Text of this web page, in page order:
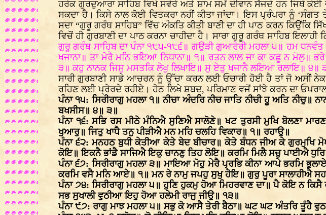
ਹਰੇਕ ਗੁਰਦੁਆਰਾ ਸਾਹਿਬ ਵਿਖੇ ਸਵੇਰੇ ਅਤੇ ਸ਼ਾਮ ਸਮੇਂ ਦੀਵਾਨ ਸੱਜਦੇ ਹਨ ਜਿਥੇ
ਸਕਦਾ ਹੈ। ਕਿਸੇ ਨਾਲ ਕੋਈ ਵਿਤਕਰਾ ਨਹੀਂ ਕੀਤਾ ਜਾਂਦਾ। ਇਸ ਪ੍ਰੰਪਰਾ ਨੂੰ
ਸਦਾ “ਗੁਰੂ ਗਰੰਥ ਸਾਹਿਬ” ਵਿੱਚ ਅੰਕਤਿ ਕੀਤੀ ਬਾਣੀ ਦਾ ਹੀ ਪਾਠ ਕਰਨ
ਵਿਚੋਂ ਹੀ ਗੁਰਬਾਣੀ ਦਾ ਪਾਠ ਕਰਨਾ ਚਾਹੀਦਾ ਹੈ। ਸਾਰਾ ਗੁਰੂ ਗਰੰਥ ਸਾਹਿਬ
ਗੁਰੂ ਗਰੰਥ ਸਾਹਿਬ ਦਾ ਪੰਨਾ ੧੮੫-੧੮੬॥ ਗਉੜੀ ਗੁਆਰੇਰੀ ਮਹਲਾ ੫॥ ਹਮ
ਖਜਾਨਾ॥ ਤਾ ਮੇਰੈ ਮਨਿ ਭਇਆ ਨਿਧਾਨਾ॥ ੧॥ ਰਤਨ ਲਾਲ ਜਾ ਕਾ ਕਛੂ ਨ ਮੋਲੁ॥
੩॥ ਕਹੁ ਨਾਨਕ ਜਿਸੁ ਮਸਤਕਿ ਲੇਖੁ ਲਿਖਾਇ॥ ਸੁ ਏਤੁ ਖਜਾਨੈ ਲਇਆ ਰਲਾਇ॥ ੪॥
ਸਾਰੀ ਗੁਰਬਾਣੀ ਸਾਡੇ ਆਚਰਨ ਨੂੰ ਉੱਚਾ ਕਰਨ ਲਈ ਓਚਾਰੀ ਹੋਈ ਹੈ ਤਾਂ ਜੋ ਅਸੀਂ
ਰਹਿਣ ਲਈ ਪ੍ਰੇਰਦੇ ਰਹੀਏ। ਹੇਠ ਲਿਖੇ ਸ਼ਬਦ, ਪਰਿਮਾਣ ਵਜੋਂ ਸਾਂਝੇ ਕਰਨ ਦਾ
ਪੰਨਾ ੧੫: ਸਿਰੀਰਾਗੁ ਮਹਲਾ ੧॥ ਨੀਚਾ ਅੰਦਰਿ ਨੀਚ ਜਾਤਿ ਨੀਚੀ ਹੂ ਅਤਿ
ਬਖਸੀਸ॥ ੪॥ ੩॥
ਪੰਨਾ ੧੬: ਸਭਿ ਰਸ ਮੀਠੇ ਮੰਨਿਐ ਸੁਣਿਐ ਸਾਲੋਣੇ॥ ਖਟ ਤੁਰਸੀ ਮੁਖਿ ਬੋਲਣਾ
ਖੁਆਰੁ॥ ਜਿਤੁ ਖਾਧੈ ਤਨੁ ਪੀੜੀਐ ਮਨ ਮਹਿ ਚਲਹਿ ਵਿਕਾਰ॥ ੧॥ ਰਹਾਉ॥
ਪੰਨਾ ੬੨: ਮਨਹਠ ਬੁਧੀ ਕੇਤੀਆ ਕੇਤੇ ਬੇਦ ਬੀਚਾਰ॥ ਕੇਤੇ ਬੰਧਨ ਜੀਅ ਕੇ
ਕੋਇ॥ ਇਕਨੈ ਭਾਂਡੈ ਸਾਜਿਐ ਇਕੁ ਚਾਨਣੁ ਤਿਹ ਲੋਇ॥ ਕਰਮਿ ਮਿਲੈ ਸਚੁ ਪਾਈਐ
ਪੰਨਾ ੬੭: ਸਿਰੀਰਾਗੁ ਮਹਲਾ ੩॥ ਮਾਇਆ ਮੋਹੁ ਮੇਰੈ ਪ੍ਰਭਿ ਕੀਨਾ ਆਪੇ ਭਰਮਿ
ਕਰਮਿ ਵਸੈ ਮਨਿ ਆਏ॥ ੧॥ ਮਨ ਰੇ ਨਾਮੁ ਜਪਹੁ ਸੁਖੁ ਹੋਇ॥ ਗੁਰੁ ਪੂਰਾ ਸਾਲਾਹੀਐ
ਪੰਨਾ ੭੪: ਸਿਰੀਰਾਗੁ ਮਹਲਾ ੫॥ ਹੁਣਿ ਹੁਕਮੁ ਹੋਆ ਮਿਹਰਵਾਣ ਦਾ॥ ਪੈ ਕੋਇ ਨ ਕਿਸੈ
ਸਭ ਸੁਖਾਲੀ ਵੁਠੀਆ ਇਹੁ ਹੋਆ ਹਲੇਮੀ ਰਾਜੁ ਜੀਉ॥ ੧੩॥
ਪੰਨਾ ੯੭: ਰਾਗੁ ਮਾਝ ਮਹਲਾ ੫॥ ਸਭੁ ਕੋ ਆਸੈ ਤੇਰੀ ਬੈਠਾ॥ ਘਟ ਘਟ ਅੰਤਰਿ ਤੂੰਹੈ